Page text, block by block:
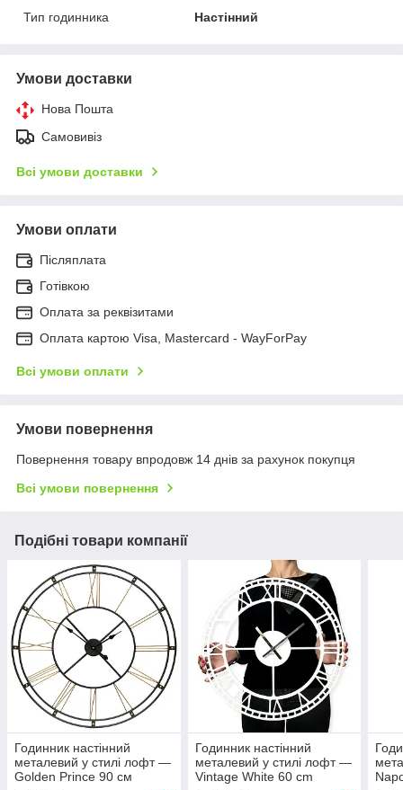
Тип годинника
Настінний
Умови доставки
Нова Пошта
Самовивіз
Всі умови доставки
Умови оплати
Післяплата
Готівкою
Оплата за реквізитами
Оплата картою Visa, Mastercard - WayForPay
Всі умови оплати
Умови повернення
Повернення товару впродовж 14 днів за рахунок покупця
Всі умови повернення
Подібні товари компанії
Годинник настінний
металевий у стилі лофт —
Golden Prince 90 см
Годинник настінний
металевий у стилі лофт —
Vintage White 60 cm